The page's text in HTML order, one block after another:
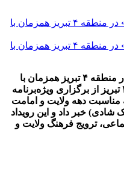
برگزاری ویژه‌برنامه «ایران مقتدر» در منطقه ۴ تبریز همزمان با
دهه ولایت و امامت شهردار منطقه ۴ تبریز از برگزاری ویژه‌برنامه
مناسبت دهه ولایت و امامت
خبر داد و این رویداد
ترویج فرهنگ ولایت و